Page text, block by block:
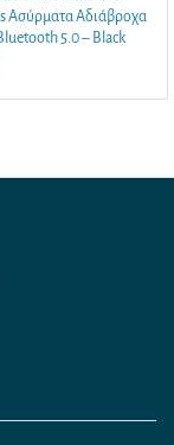
Ασύρματα Αδιάβροχα
5.0 – Black